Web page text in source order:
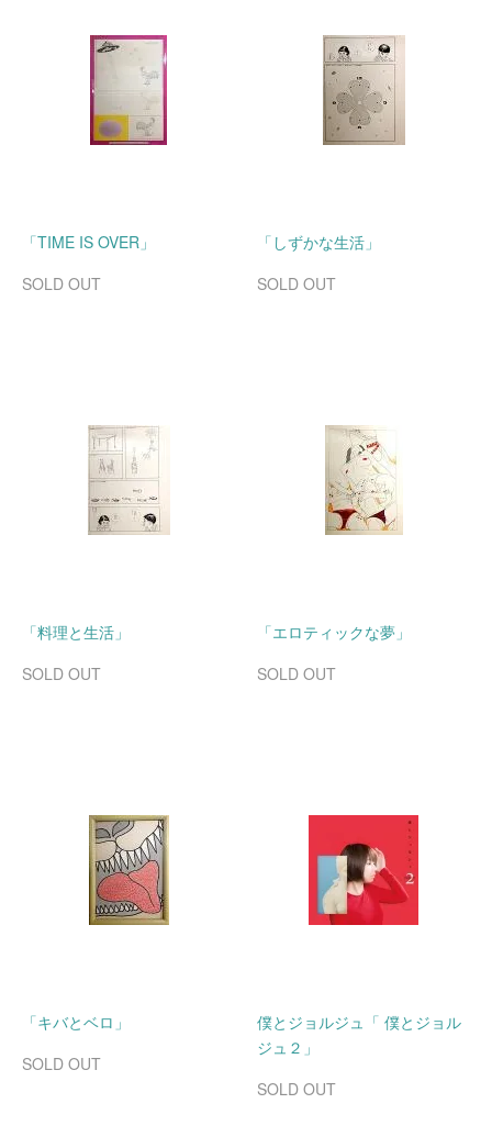
「TIME IS OVER」
SOLD OUT
「しずかな生活」
SOLD OUT
「料理と生活」
SOLD OUT
「エロティックな夢」
SOLD OUT
「キバとベロ」
SOLD OUT
僕とジョルジュ「 僕とジョル
ジュ２」
SOLD OUT